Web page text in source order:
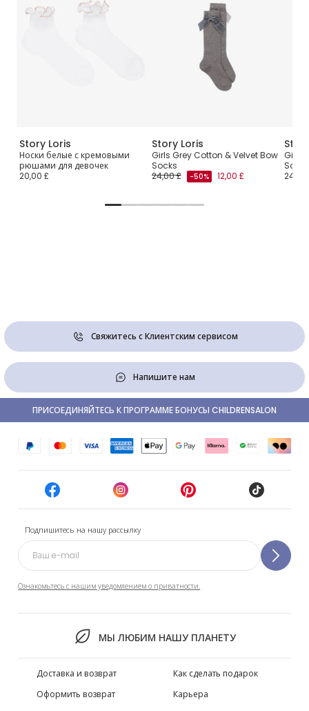
Story Loris
Носки белые с кремовыми
рюшами для девочек
20,00 £
Story Loris
Girls Grey Cotton & Velvet Bow
Socks
24,00 £
-50% 12,00 £
Girls
Socks
24,00
Свяжитесь с Клиентским сервисом
Напишите нам
Подпишитесь на нашу рассылку
Ознакомьтесь с нашим уведомлением о приватности.
МЫ ЛЮБИМ НАШУ ПЛАНЕТУ
ПРИСОЕДИНЯЙТЕСЬ К ПРОГРАММЕ БОНУСЫ CHILDRENSALON
Доставка и возврат
Оформить возврат
Как сделать подарок
Карьера